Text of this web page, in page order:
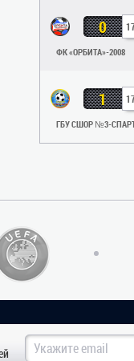
0
ФК «ОРБИТА»-2008
1
ГБУ СШОР №3-